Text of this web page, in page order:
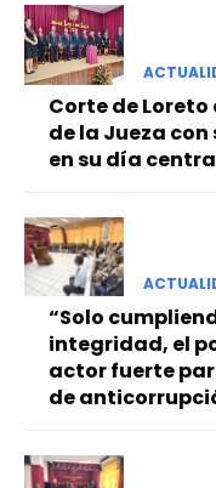
Corte de Loreto
de la Jueza
en su día
“Solo
integridad, el
actor fuerte
de